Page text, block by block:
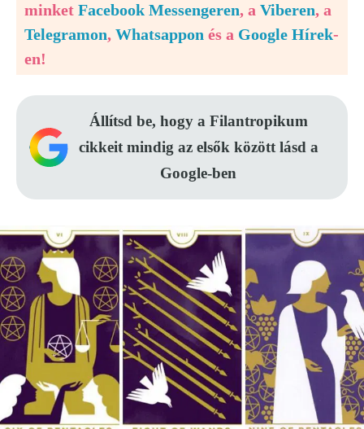
minket Facebook Messengeren, a Viberen, a
Telegramon, Whatsappon és a Google Hírek-
en!
Állítsd be, hogy a Filantropikum
cikkeit mindig az elsők között lásd a
Google-ben